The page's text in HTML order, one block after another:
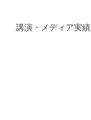
講演・メディア実績